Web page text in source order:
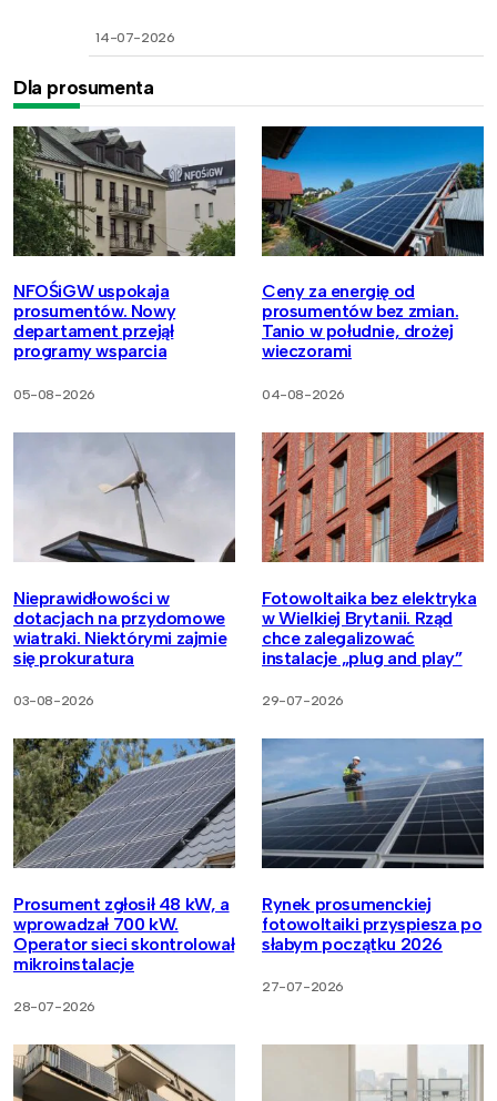
14-07-2026
Dla prosumenta
NFOŚiGW uspokaja
prosumentów. Nowy
departament przejął
programy wsparcia
05-08-2026
Ceny za energię od
prosumentów bez zmian.
Tanio w południe, drożej
wieczorami
04-08-2026
Nieprawidłowości w
dotacjach na przydomowe
wiatraki. Niektórymi zajmie
się prokuratura
03-08-2026
Fotowoltaika bez elektryka
w Wielkiej Brytanii. Rząd
chce zalegalizować
instalacje „plug and play”
29-07-2026
Prosument zgłosił 48 kW, a
wprowadzał 700 kW.
Operator sieci skontrolował
mikroinstalacje
28-07-2026
Rynek prosumenckiej
fotowoltaiki przyspiesza po
słabym początku 2026
27-07-2026